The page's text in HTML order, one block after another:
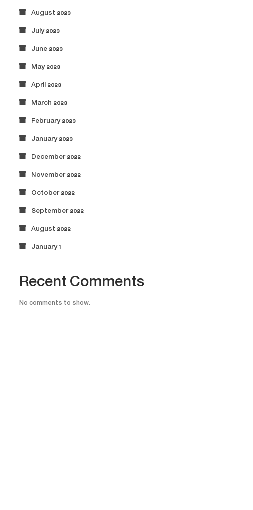
August 2023
July 2023
June 2023
May 2023
April 2023
March 2023
February 2023
January 2023
December 2022
November 2022
October 2022
September 2022
August 2022
January 1
Recent Comments
No comments to show.